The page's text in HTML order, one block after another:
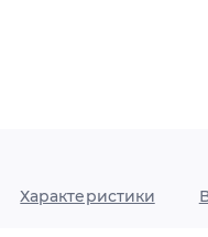
Характеристики